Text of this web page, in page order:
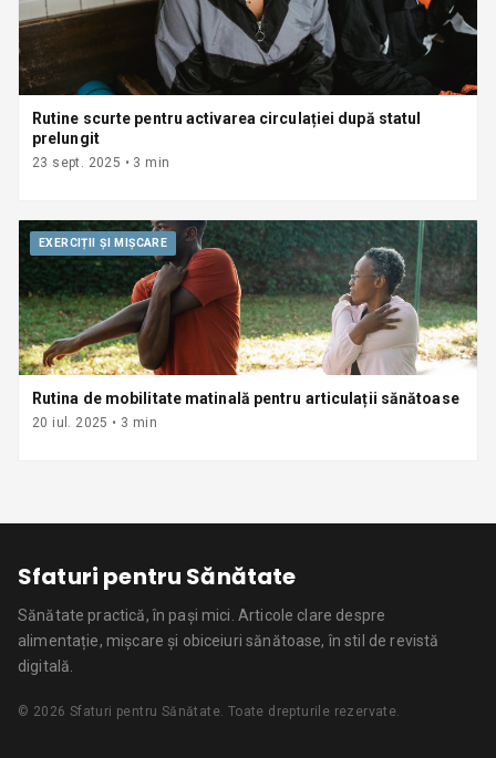
Rutine scurte pentru activarea circulației după statul
prelungit
23 sept. 2025 • 3 min
EXERCIȚII ȘI MIȘCARE
Rutina de mobilitate matinală pentru articulații sănătoase
20 iul. 2025 • 3 min
Sfaturi pentru Sănătate
Sănătate practică, în pași mici. Articole clare despre
alimentație, mișcare și obiceiuri sănătoase, în stil de revistă
digitală.
© 2026 Sfaturi pentru Sănătate . Toate drepturile rezervate.